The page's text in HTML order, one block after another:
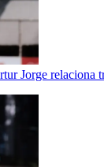
Jorge relaciona